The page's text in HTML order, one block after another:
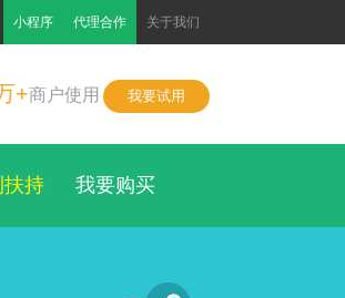
小程序 代理合作 关于我们
+商户使用 我要试用
扶持 我要购买